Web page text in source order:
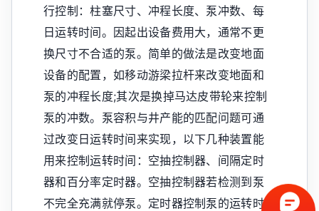
行控制：柱塞尺寸、冲程长度、泵冲数、每
日运转时间。因起出设备费用大，通常不更
换尺寸不合适的泵。简单的做法是改变地面
设备的配置，如移动游梁拉杆来改变地面和
泵的冲程长度;其次是换掉马达皮带轮来控制
泵的冲数。泵容积与井产能的匹配问题可通
过改变日运转时间来实现，以下几种装置能
用来控制运转时间：空抽控制器、间隔定时
器和百分率定时器。空抽控制器若检测到泵
不完全充满就停泵。定时器控制泵的运转时